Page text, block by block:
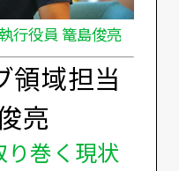
行役員 篭島俊亮
領域担当
亮
り巻く現状